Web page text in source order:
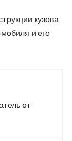
кузова
и его
от